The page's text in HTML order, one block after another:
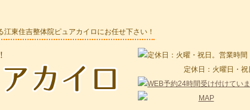
東住吉整体院ピュアカイロにお任せ下さい！
定休日：火曜日・